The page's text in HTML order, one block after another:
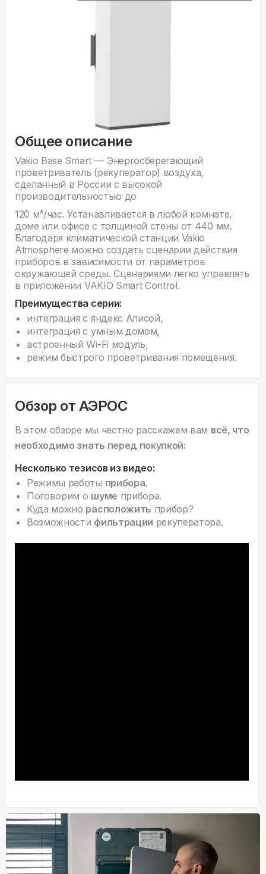
Общее описание
Vakio Base Smart — Энергосберегающий
проветриватель (рекуператор) воздуха,
сделанный в России с высокой
производительностью до
120 м³/час. Устанавливается в любой комнате,
доме или офисе с толщиной стены от 440 мм.
Благодаря климатической станции Vakio
Atmosphere можно создать сценарии действия
приборов в зависимости от параметров
окружающей среды. Сценариями легко управлять
в приложении VAKIO Smart Control.
Преимущества серии:
интеграция с яндекс Алисой,
интеграция с умным домом,
встроенный Wi-Fi модуль,
режим быстрого проветривания помещения.
Обзор от АЭРОС
В этом обзоре мы честно расскажем вам всё, что
необходимо знать перед покупкой:
Несколько тезисов из видео:
Режимы работы прибора.
Поговорим о шуме прибора.
Куда можно расположить прибор?
Возможности фильтрации рекуператора.